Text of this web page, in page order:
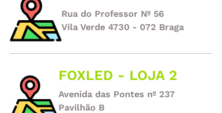
Rua do Professor Nº 56
Vila Verde 4730 - 072 Braga
FOXLED - LOJA 2
Avenida das Pontes nº 237
Pavilhão B